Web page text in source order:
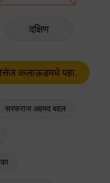
दक्षिण
सरफराज अहमद बद्दल